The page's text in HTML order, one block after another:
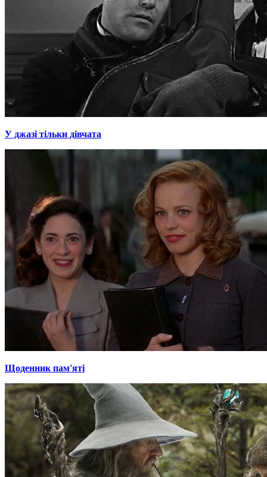
У джазі тільки дівчата
Щоденник пам'яті